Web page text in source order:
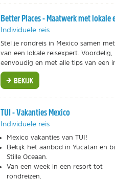
Better Places - Maatwerk met lokale
Individuele reis
Stel je rondreis in Mexico samen
van een lokale reisexpert. Voordelig,
eenvoudig en met alle tips van een
BEKIJK
TUI - Vakanties Mexico
Individuele reis
Mexico vakanties van TUI!
Bekijk het aanbod in Yucatan en
Stille Oceaan.
Van een week in een resort tot
rondreizen.